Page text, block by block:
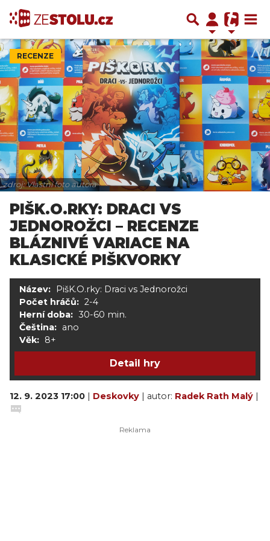
RECENZE
zdroj: Vlastní foto autora
PIŠK.O.RKY: DRACI VS
JEDNOROŽCI – RECENZE
BLÁZNIVÉ VARIACE NA
KLASICKÉ PIŠKVORKY
Název:
PišK.O.rky: Draci vs Jednorožci
Počet hráčů: 2-4
Herní doba: 30-60 min.
Čeština: ano
Věk: 8+
Detail hry
12. 9. 2023 17:00 | Deskovky | autor: Radek Rath Malý |